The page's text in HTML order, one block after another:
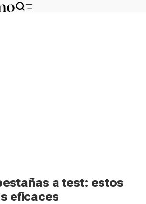
a test: estos
eficaces